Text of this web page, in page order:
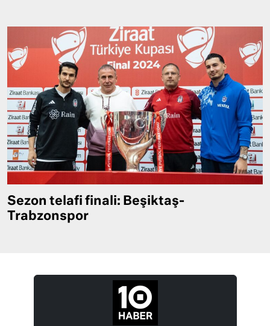
Sezon telafi finali: Beşiktaş-
Trabzonspor